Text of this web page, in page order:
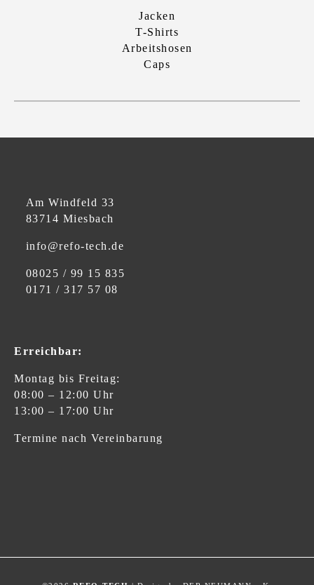
Jacken
T-Shirts
Arbeitshosen
Caps
Am Windfeld 33
83714 Miesbach
info@refo-tech.de
08025 / 99 15 835
0171 / 317 57 08
Erreichbar:
Montag bis Freitag:
08:00 – 12:00 Uhr
13:00 – 17:00 Uhr
Termine nach Vereinbarung